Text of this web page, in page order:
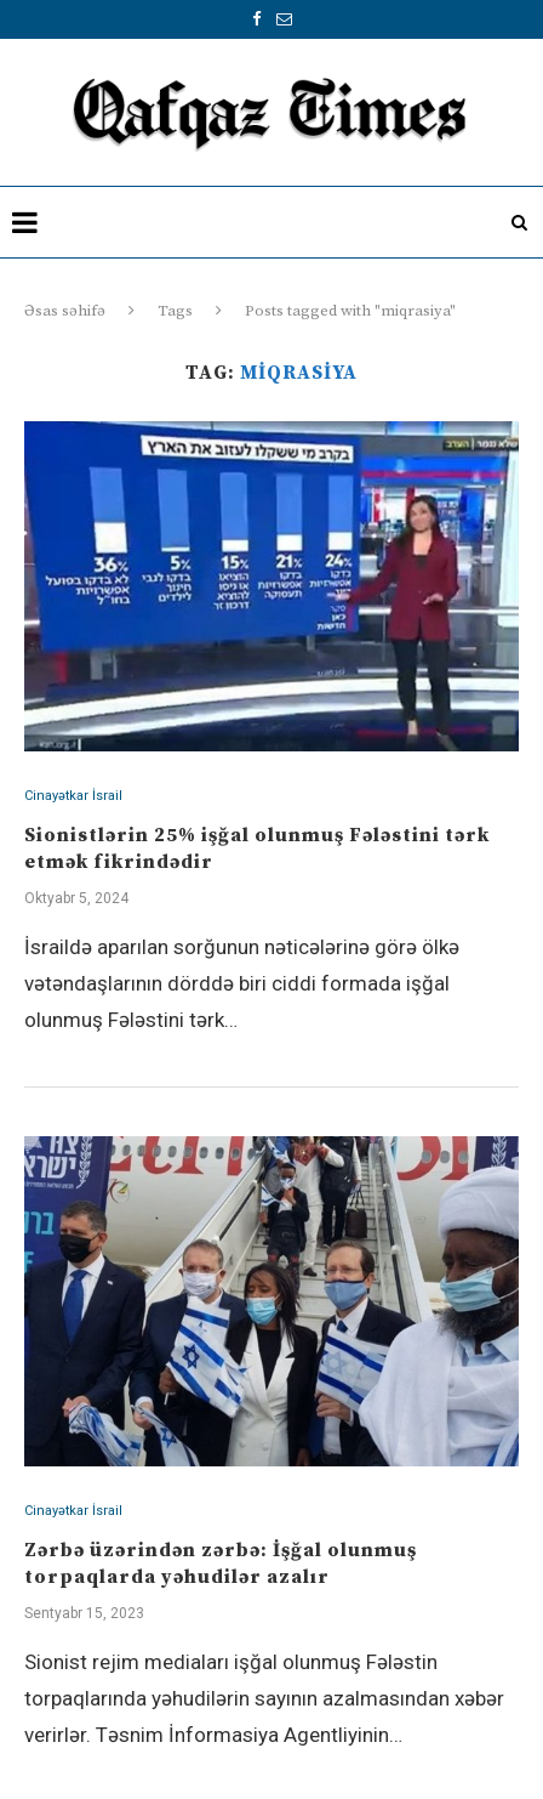
Əsas səhifə Tags Posts tagged with "miqrasiya"
TAG: MIQRASIYA
Cinayətkar İsrail
Sionistlərin 25% işğal olunmuş Fələstini tərk
etmək fikrindədir
Oktyabr 5, 2024
İsraildə aparılan sorğunun nəticələrinə görə ölkə
vətəndaşlarının dörddə biri ciddi formada işğal
olunmuş Fələstini tərk…
Cinayətkar İsrail
Zərbə üzərindən zərbə: İşğal olunmuş
torpaqlarda yəhudilər azalır
Sentyabr 15, 2023
Sionist rejim mediaları işğal olunmuş Fələstin
torpaqlarında yəhudilərin sayının azalmasından xəbər
verirlər. Təsnim İnformasiya Agentliyinin…